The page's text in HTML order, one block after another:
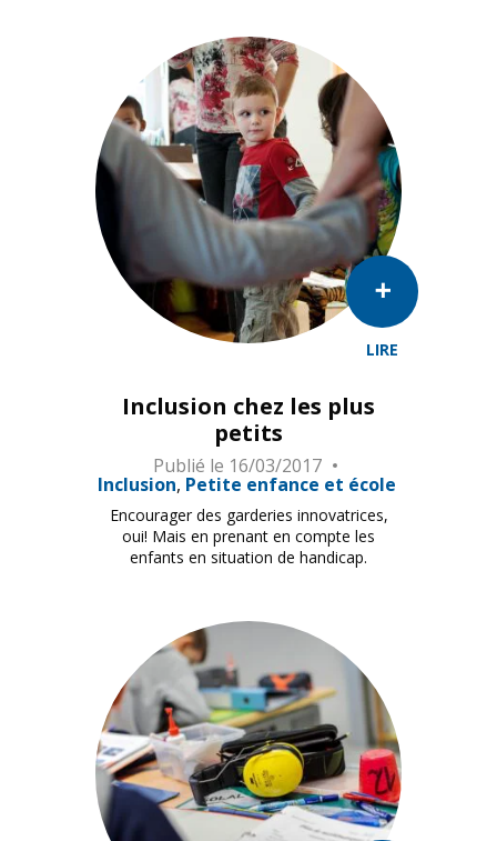
LIRE
Inclusion chez les plus
petits
Publié le 16/03/2017
Inclusion Petite enfance et école
Encourager des garderies innovatrices,
oui! Mais en prenant en compte les
enfants en situation de handicap.